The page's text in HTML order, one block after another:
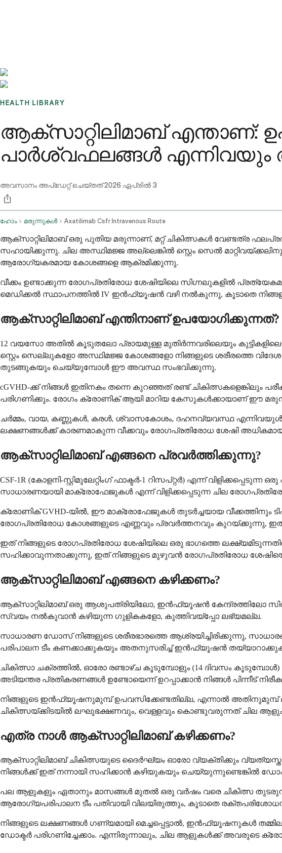
HEALTH LIBRARY
ആക്സാറ്റിലിമാബ്
പാർശ്വഫലങ്ങൾ എന്നിവയും
അവസാനം അപ്ഡേറ്റ് ചെയ്തത്2026 ഏപ്രിൽ 3
ഹോം മരുന്നുകൾ Axatilimab Csfr Intravenous Route
ആക്സാറ്റിലിമാബ് ഒരു പുതിയ മരുന്നാണ്, മറ്റ് ചികിത്സകൾ വേണ്ടത്ര
സഹായിക്കുന്നു. ചില അസ്ഥിമജ്ജ അല്ലെങ്കിൽ സ്റ്റെം സെൽ
ആരോഗ്യകരമായ കോശങ്ങളെ ആക്രമിക്കുന്നു.
വീക്കം ഉണ്ടാക്കുന്ന രോഗപ്രതിരോധ ശേഷിയിലെ സിഗ്നലുകളിൽ
മെഡിക്കൽ സ്ഥാപനത്തിൽ IV ഇൻഫ്യൂഷൻ വഴി നൽകുന്നു, കൂടാതെ നിങ്ങളുടെ
ആക്സാറ്റിലിമാബ് എന്തിനാണ് ഉപയോഗിക്കുന്നത്?
12 വയസോ അതിൽ കൂടുതലോ പ്രായമുള്ള മുതിർന്നവരിലെയും
സ്റ്റെം സെല്ലുകളോ അസ്ഥിമജ്ജ കോശങ്ങളോ നിങ്ങളുടെ ശരീരത്തെ
തുടങ്ങുകയും ചെയ്യുമ്പോൾ ഈ അവസ്ഥ സംഭവിക്കുന്നു.
cGVHD-ക്ക് നിങ്ങൾ ഇതിനകം തന്നെ കുറഞ്ഞത് രണ്ട് ചികിത്സകളെങ്കിലും
പരിഗണിക്കും. രോഗം ക്രോണിക് ആയി മാറിയ കേസുകൾക്കായാണ് ഈ
ചർമ്മം, വായ, കണ്ണുകൾ, കരൾ, ശ്വാസകോശം, ദഹനവ്യവസ്ഥ
ലക്ഷണങ്ങൾക്ക് കാരണമാകുന്ന വീക്കവും രോഗപ്രതിരോധ ശേഷി
ആക്സാറ്റിലിമാബ് എങ്ങനെ പ്രവർത്തിക്കുന്നു?
CSF-1R (കോളനി-സ്റ്റിമുലേറ്റിംഗ് ഫാക്ടർ-1 റിസപ്റ്റർ) എന്ന്
സാധാരണയായി മാക്രോഫേജുകൾ എന്ന് വിളിക്കപ്പെടുന്ന ചില
ക്രോണിക് GVHD-യിൽ, ഈ മാക്രോഫേജുകൾ തുടർച്ചയായ വീക്കത്തിനും
രോഗപ്രതിരോധ കോശങ്ങളുടെ എണ്ണവും പ്രവർത്തനവും കുറയ്ക്കുന്നു, ഇത്
ഇത് നിങ്ങളുടെ രോഗപ്രതിരോധ ശേഷിയിലെ ഒരു ഭാഗത്തെ
സഹിക്കാവുന്നതാക്കുന്നു, ഇത് നിങ്ങളുടെ മുഴുവൻ രോഗപ്രതിരോധ
ആക്സാറ്റിലിമാബ് എങ്ങനെ കഴിക്കണം?
ആക്സാറ്റിലിമാബ് ഒരു ആശുപത്രിയിലോ, ഇൻഫ്യൂഷൻ കേന്ദ്രത്തിലോ
സ്വയം നൽകുവാൻ കഴിയുന്ന ഗുളികകളോ, കുത്തിവയ്പ്പോ ലഭ്യമല്ല.
സാധാരണ ഡോസ് നിങ്ങളുടെ ശരീരഭാരത്തെ ആശ്രയിച്ചിരിക്കുന്നു,
പരിപാലന ടീം കണക്കാക്കുകയും അതനുസരിച്ച് ഇൻഫ്യൂഷൻ
ചികിത്സാ ചക്രത്തിൽ, ഓരോ രണ്ടാഴ്ച കൂടുമ്പോളും (14 ദിവസം
അടിയന്തര പ്രതികരണങ്ങൾ ഉണ്ടോയെന്ന് ഉറപ്പാക്കാൻ നിങ്ങൾ പിന്നീട്
നിങ്ങളുടെ ഇൻഫ്യൂഷനുമുമ്പ് ഉപവസിക്കേണ്ടതില്ല, എന്നാൽ അതിനുമുമ്പ്
ചികിത്സയ്ക്കിടയിൽ ലഘുഭക്ഷണവും, വെള്ളവും കൊണ്ടുവരുന്നത് ചില
എത്ര നാൾ ആക്സാറ്റിലിമാബ് കഴിക്കണം?
ആക്സാറ്റിലിമാബ് ചികിത്സയുടെ ദൈർഘ്യം ഓരോ വ്യക്തിക്കും
നിങ്ങൾക്ക് ഇത് നന്നായി സഹിക്കാൻ കഴിയുകയും ചെയ്യുന്നുണ്ടെങ്കിൽ
പല ആളുകളും ഏതാനും മാസങ്ങൾ മുതൽ ഒരു വർഷം വരെ ചികിത്സ
ആരോഗ്യപരിപാലന ടീം പതിവായി വിലയിരുത്തും, കൂടാതെ
നിങ്ങളുടെ ലക്ഷണങ്ങൾ ഗണ്യമായി മെച്ചപ്പെട്ടാൽ, ഇൻഫ്യൂഷനുകൾ
ഡോക്ടർ പരിഗണിച്ചേക്കാം. എന്നിരുന്നാലും, ചില ആളുകൾക്ക് അവരുടെ